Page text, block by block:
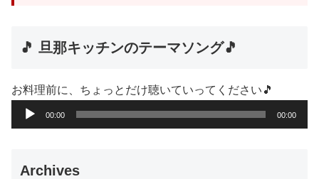
🎵 旦那キッチンのテーマソング🎵
お料理前に、ちょっとだけ聴いていってください🎵
声
レ
00:00 00:00
Archives